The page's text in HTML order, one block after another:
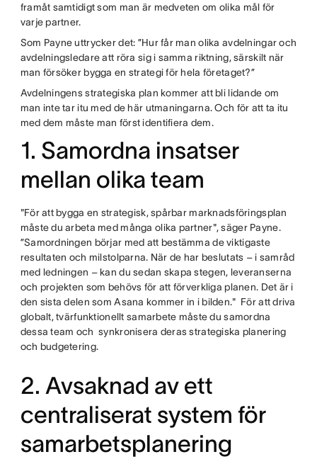
framåt samtidigt som man är medveten om olika mål för
varje partner.
Som Payne uttrycker det: ”Hur får man olika avdelningar och
avdelningsledare att röra sig i samma riktning, särskilt när
man försöker bygga en strategi för hela företaget?”
Avdelningens strategiska plan kommer att bli lidande om
man inte tar itu med de här utmaningarna. Och för att ta itu
med dem måste man först identifiera dem.
1. Samordna insatser
mellan olika team
"För att bygga en strategisk, spårbar marknadsföringsplan
måste du arbeta med många olika partner", säger Payne.
”Samordningen börjar med att bestämma de viktigaste
resultaten och milstolparna. När de har beslutats – i samråd
med ledningen – kan du sedan skapa stegen, leveranserna
och projekten som behövs för att förverkliga planen. Det är i
den sista delen som Asana kommer in i bilden." För att driva
globalt, tvärfunktionellt samarbete måste du samordna
dessa team och synkronisera deras strategiska planering
och budgetering.
2. Avsaknad av ett
centraliserat system för
samarbetsplanering